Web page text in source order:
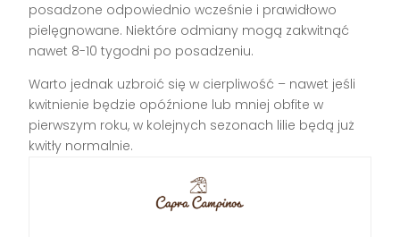
posadzone odpowiednio wcześnie i prawidłowo
pielęgnowane. Niektóre odmiany mogą zakwitnąć
nawet 8-10 tygodni po posadzeniu.
Warto jednak uzbroić się w cierpliwość – nawet jeśli
kwitnienie będzie opóźnione lub mniej obfite w
pierwszym roku, w kolejnych sezonach lilie będą już
kwitły normalnie.